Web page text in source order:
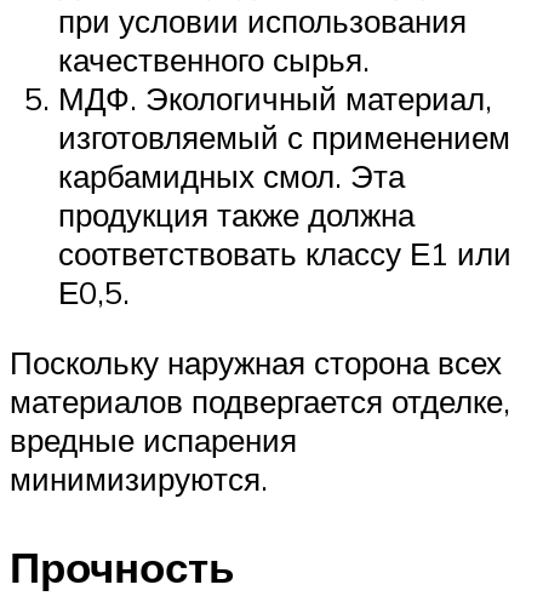
при условии использования
качественного сырья.
МДФ. Экологичный материал,
изготовляемый с применением
карбамидных смол. Эта
продукция также должна
соответствовать классу Е1 или
Е0,5.
Поскольку наружная сторона всех
материалов подвергается отделке,
вредные испарения
минимизируются.
Прочность